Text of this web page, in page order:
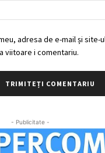
adresa de e-mail și site-
viitoare i comentariu.
- Publicitate -